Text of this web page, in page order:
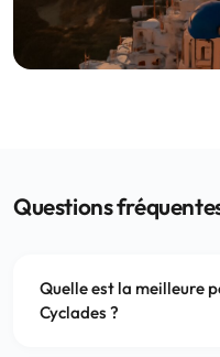
Questions
Quelle est la meilleure
Cyclades ?